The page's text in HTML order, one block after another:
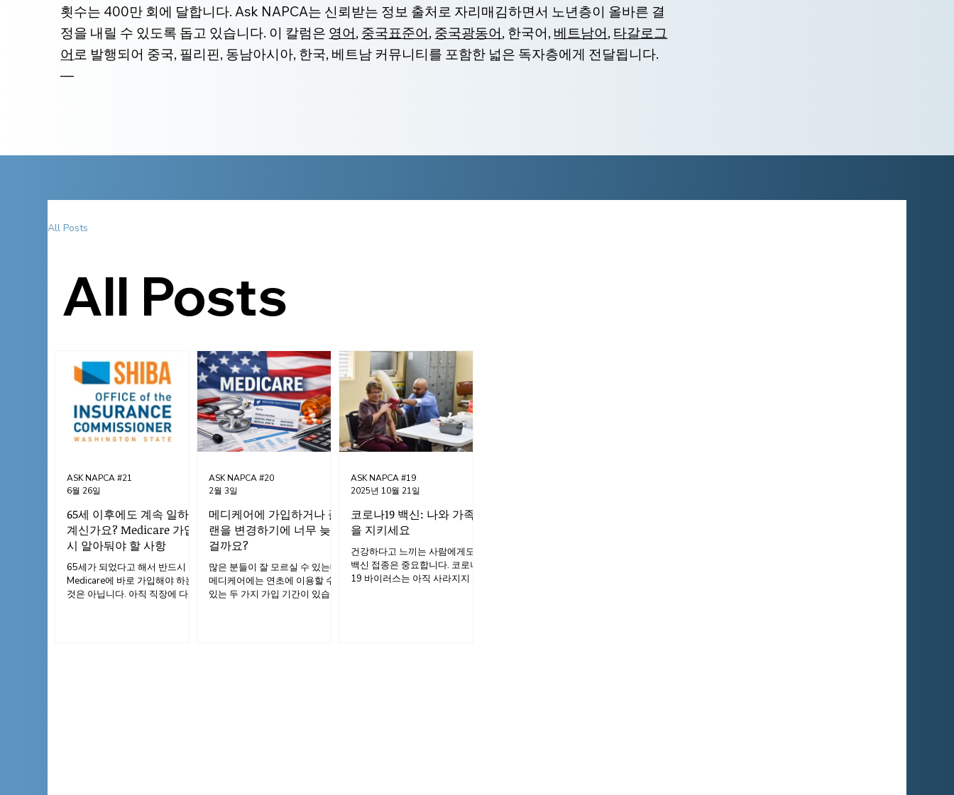
횟수는 400만 회에 달합니다. Ask NAPCA는 신뢰받는 정보 출처로 자리매김하면서 노년층이 올바른 결
정을 내릴 수 있도록 돕고 있습니다. 이 칼럼은 영어, 중국표준어, 중국광동어, 한국어, 베트남어, 타갈로그
어로 발행되어 중국, 필리핀, 동남아시아, 한국, 베트남 커뮤니티를 포함한 넓은 독자층에게 전달됩니다.
—
All Posts
All Posts
65세 이후에도 계속 일하고
계신가요? Medicare 가입
시 알아둬야 할 사항
65세가 되었다고 해서 반드시
Medicare에 바로 가입해야 하는
것은 아닙니다. 아직 직장에 다니
ASK NAPCA #21
6월 26일
메디케어에 가입하거나 플
랜을 변경하기에 너무 늦은
걸까요?
많은 분들이 잘 모르실 수 있는데,
메디케어에는 연초에 이용할 수
있는 두 가지 가입 기간이 있습니
ASK NAPCA #20
2월 3일
코로나19 백신: 나와 가족
을 지키세요
건강하다고 느끼는 사람에게도
백신 접종은 중요합니다. 코로나
19 바이러스는 아직 사라지지 않
ASK NAPCA #19
2025년 10월 21일